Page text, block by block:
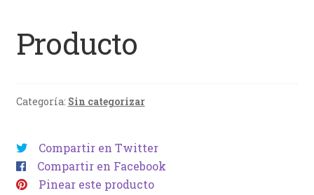
Producto
Categoría: Sin categorizar
Compartir en Twitter
Compartir en Facebook
Pinear este producto